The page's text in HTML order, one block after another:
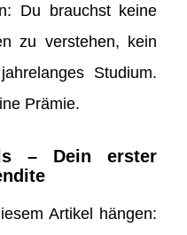
Du brauchst keine
zu verstehen, kein
Studium.
Prämie.
– Dein erster
Artikel hängen: